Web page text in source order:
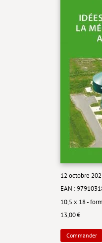
12 octobre
EAN :
10,5 x 18 -
13,00 €
Commander